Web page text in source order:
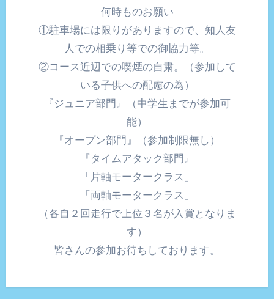
何時ものお願い
①駐車場には限りがありますので、知人友
人での相乗り等での御協力等。
②コース近辺での喫煙の自粛。（参加して
いる子供への配慮の為）
『ジュニア部門』（中学生までが参加可
能）
『オープン部門』（参加制限無し）
『タイムアタック部門』
「片軸モータークラス」
「両軸モータークラス」
（各自２回走行で上位３名が入賞となりま
す）
皆さんの参加お待ちしております。